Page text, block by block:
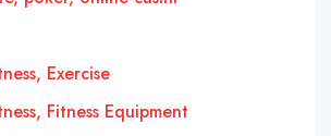
Exercise
Fitness Equipment